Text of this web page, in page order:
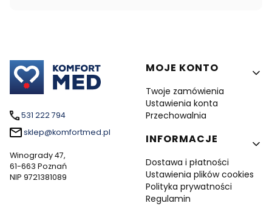
531 222 794
sklep@komfortmed.pl
Winogrady 47,
61-663 Poznań
NIP 9721381089
Linki w stopce
MOJE KONTO
Twoje zamówienia
Ustawienia konta
Przechowalnia
INFORMACJE
Dostawa i płatności
Ustawienia plików cookies
Polityka prywatności
Regulamin